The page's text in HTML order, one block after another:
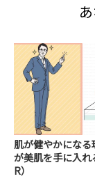
肌が健やかになる
が美肌を手に入れ
R）